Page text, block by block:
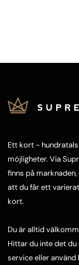
Ett kort -
möjligheter. Via
finns på
att du får ett
kort.
Du är alltid
Hittar du inte det
service eller